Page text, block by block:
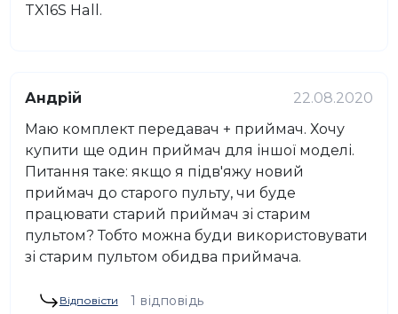
TX16S Hall.
Андрій
22.08.2020
Маю комплект передавач + приймач. Хочу
купити ще один приймач для іншої моделі.
Питання таке: якщо я підв'яжу новий
приймач до старого пульту, чи буде
працювати старий приймач зі старим
пультом? Тобто можна буди використовувати
зі старим пультом обидва приймача.
Відповісти 1 відповідь